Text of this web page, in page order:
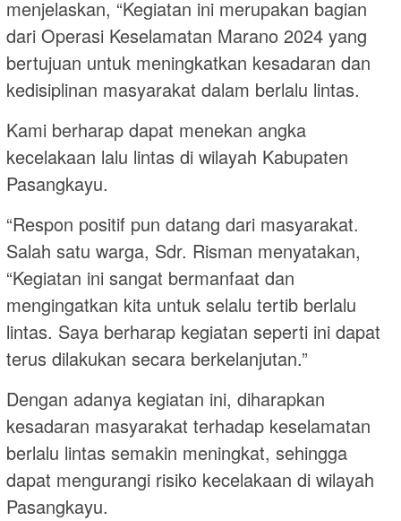
menjelaskan, “Kegiatan ini merupakan bagian
dari Operasi Keselamatan Marano 2024 yang
bertujuan untuk meningkatkan kesadaran dan
kedisiplinan masyarakat dalam berlalu lintas.
Kami berharap dapat menekan angka
kecelakaan lalu lintas di wilayah Kabupaten
Pasangkayu.
“Respon positif pun datang dari masyarakat.
Salah satu warga, Sdr. Risman menyatakan,
“Kegiatan ini sangat bermanfaat dan
mengingatkan kita untuk selalu tertib berlalu
lintas. Saya berharap kegiatan seperti ini dapat
terus dilakukan secara berkelanjutan.”
Dengan adanya kegiatan ini, diharapkan
kesadaran masyarakat terhadap keselamatan
berlalu lintas semakin meningkat, sehingga
dapat mengurangi risiko kecelakaan di wilayah
Pasangkayu.